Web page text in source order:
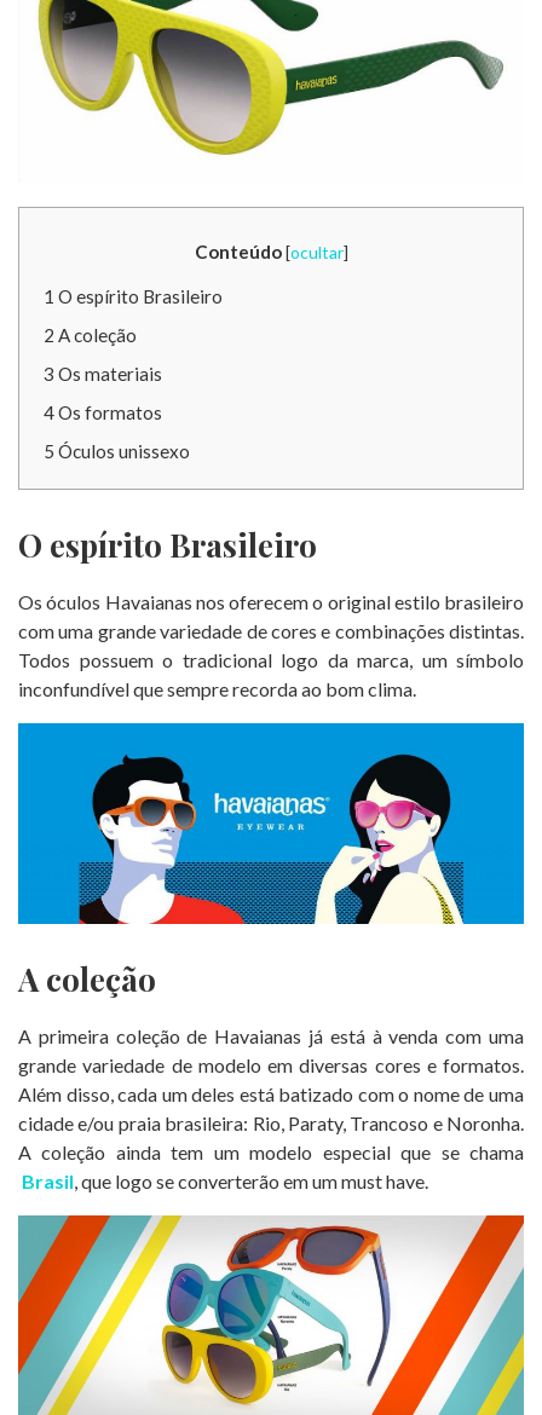
Conteúdo [ocultar]
1 O espírito Brasileiro
2 A coleção
3 Os materiais
4Os formatos
5 Óculos unissexo
O espírito Brasileiro
Os óculos Havaianas nos oferecem o original estilo brasileiro
com uma grande variedade de cores e combinações distintas.
Todos possuem o tradicional logo da marca, um símbolo
inconfundível que sempre recorda ao bom clima.
A coleção
A primeira coleção de Havaianas já está à venda com uma
grande variedade de modelo em diversas cores e formatos.
Além disso, cada um deles está batizado com o nome de uma
cidade e/ou praia brasileira: Rio, Paraty, Trancoso e Noronha.
A coleção ainda tem um modelo especial que se chama
Brasil, que logo se converterão em um must have.